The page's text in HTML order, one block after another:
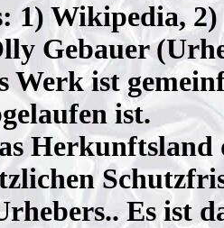
1) Wikipedia,
Gebauer
Werk ist
ist.
Herkunftsland
Es ist